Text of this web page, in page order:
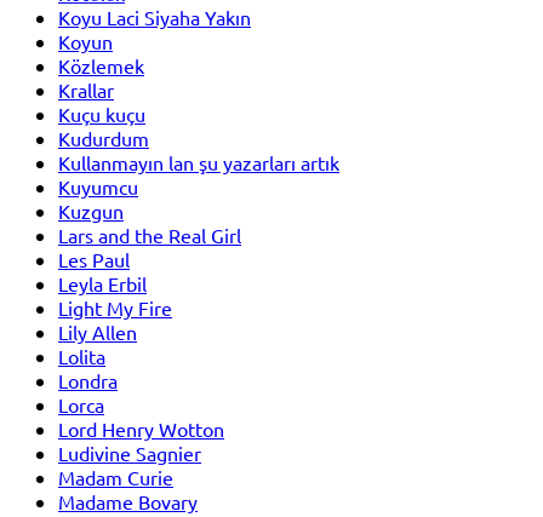
Koyu Laci Siyaha Yakın
Koyun
Közlemek
Krallar
Kuçu kuçu
Kudurdum
Kullanmayın lan şu yazarları artık
Kuyumcu
Kuzgun
Lars and the Real Girl
Les Paul
Leyla Erbil
Light My Fire
Lily Allen
Lolita
Londra
Lorca
Lord Henry Wotton
Ludivine Sagnier
Madam Curie
Madame Bovary